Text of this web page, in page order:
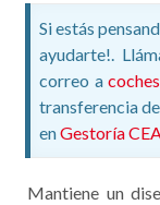
Si estás
ayudarte!.
correo a
transferencia
enGestoría
Mantiene un